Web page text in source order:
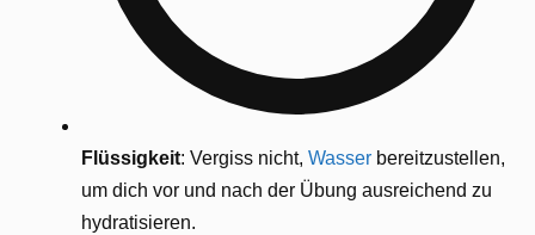
Flüssigkeit: Vergiss nicht, Wasser bereitzustellen,
um dich vor und nach der Übung ausreichend zu
hydratisieren.